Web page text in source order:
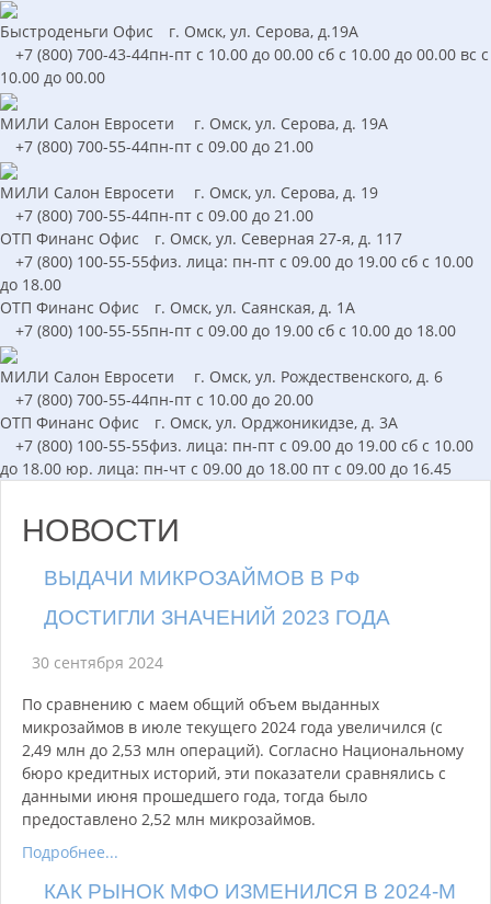
Быстроденьги Офис
г. Омск, ул. Серова, д.19А
+7 (800) 700-43-44пн-пт c 10.00 до 00.00 сб c 10.00 до 00.00 вс c
10.00 до 00.00
МИЛИ Салон Евросети
г. Омск, ул. Серова, д. 19А
+7 (800) 700-55-44пн-пт с 09.00 до 21.00
МИЛИ Салон Евросети
г. Омск, ул. Серова, д. 19
+7 (800) 700-55-44пн-пт с 09.00 до 21.00
ОТП Финанс Офис
г. Омск, ул. Северная 27-я, д. 117
+7 (800) 100-55-55физ. лица: пн-пт с 09.00 до 19.00 сб с 10.00
до 18.00
ОТП Финанс Офис
г. Омск, ул. Саянская, д. 1А
+7 (800) 100-55-55пн-пт с 09.00 до 19.00 сб с 10.00 до 18.00
МИЛИ Салон Евросети
г. Омск, ул. Рождественского, д. 6
+7 (800) 700-55-44пн-пт с 10.00 до 20.00
ОТП Финанс Офис
г. Омск, ул. Орджоникидзе, д. 3А
+7 (800) 100-55-55физ. лица: пн-пт с 09.00 до 19.00 сб с 10.00
до 18.00 юр. лица: пн-чт с 09.00 до 18.00 пт с 09.00 до 16.45
НОВОСТИ
ВЫДАЧИ МИКРОЗАЙМОВ В РФ
ДОСТИГЛИ ЗНАЧЕНИЙ 2023 ГОДА
30 сентября 2024
По сравнению с маем общий объем выданных
микрозаймов в июле текущего 2024 года увеличился (с
2,49 млн до 2,53 млн операций). Согласно Национальному
бюро кредитных историй, эти показатели сравнялись с
данными июня прошедшего года, тогда было
предоставлено 2,52 млн микрозаймов.
Подробнее...
КАК РЫНОК МФО ИЗМЕНИЛСЯ В 2024-М